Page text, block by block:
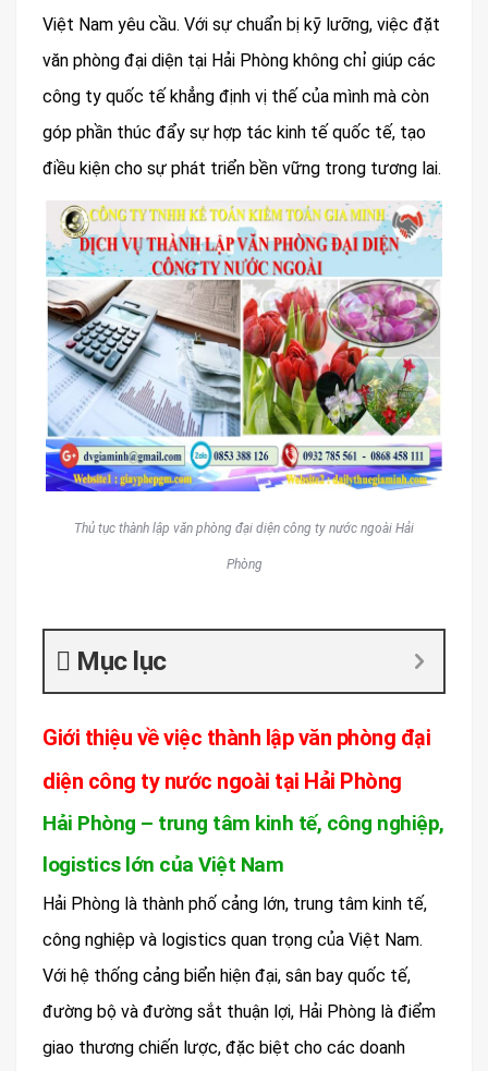
Việt Nam yêu cầu. Với sự chuẩn bị kỹ lưỡng, việc đặt
văn phòng đại diện tại Hải Phòng không chỉ giúp các
công ty quốc tế khẳng định vị thế của mình mà còn
góp phần thúc đẩy sự hợp tác kinh tế quốc tế, tạo
điều kiện cho sự phát triển bền vững trong tương lai.
Thủ tục thành lập văn phòng đại diện công ty nước ngoài Hải
Phòng
Mục lục
Giới thiệu về việc thành lập văn phòng đại
diện công ty nước ngoài tại Hải Phòng
Hải Phòng – trung tâm kinh tế, công nghiệp,
logistics lớn của Việt Nam
Hải Phòng là thành phố cảng lớn, trung tâm kinh tế,
công nghiệp và logistics quan trọng của Việt Nam.
Với hệ thống cảng biển hiện đại, sân bay quốc tế,
đường bộ và đường sắt thuận lợi, Hải Phòng là điểm
giao thương chiến lược, đặc biệt cho các doanh